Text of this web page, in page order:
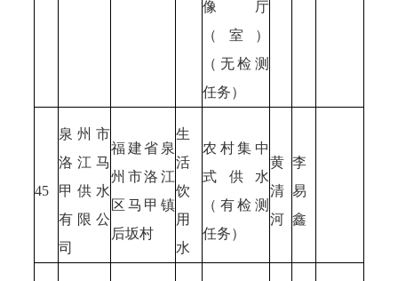
像厅
（室）
（无检测
任务）
45
泉州市
洛江马
甲供水
有限公
司
福建省泉
州市洛江
区马甲镇
后坂村
生
活
饮
用
水
农村集中
式供水
（有检测
任务）
黄
清
河
李
易
鑫